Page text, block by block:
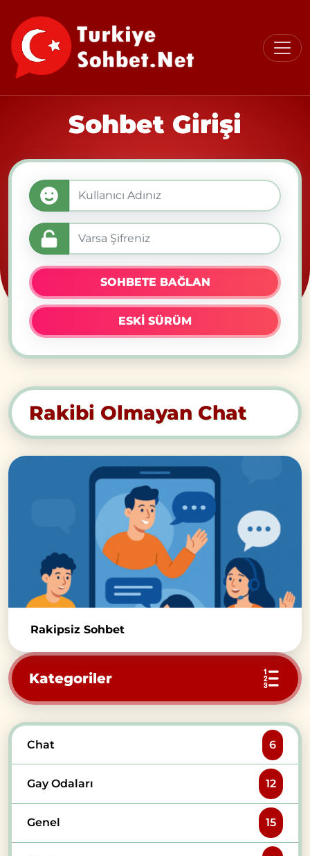
Sohbet Girişi
SOHBETE BAĞLAN
ESKI SÜRÜM
Rakibi Olmayan Chat
Rakipsiz Sohbet
Kategoriler
Chat 6
Gay Odaları 12
Genel 15